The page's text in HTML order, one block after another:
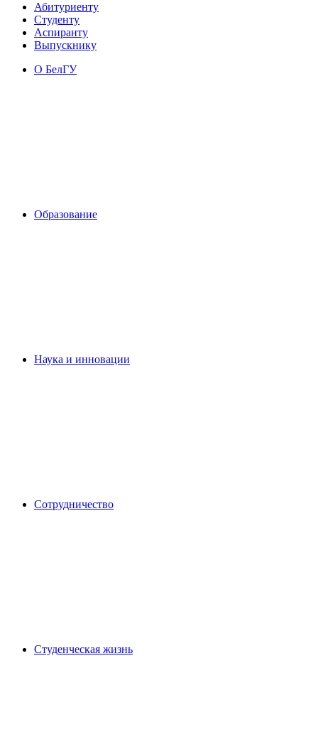
Абитуриенту
Студенту
Аспиранту
Выпускнику
О БелГУ
Образование
Наука и инновации
Сотрудничество
Студенческая жизнь